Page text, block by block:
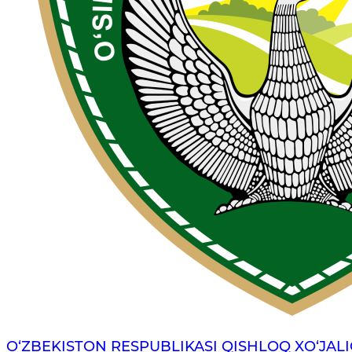
O‘ZBEKISTON RESPUBLIKASI QISHLOQ